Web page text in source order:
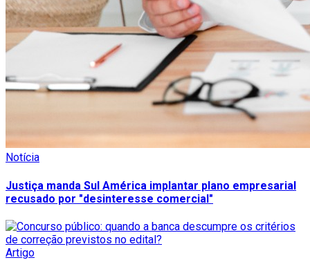
Notícia
Justiça manda Sul América implantar plano empresarial
recusado por "desinteresse comercial"
Artigo